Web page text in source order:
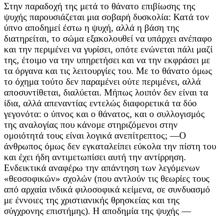
Στην παραδοχή της μετά το θάνατο επιβίωσης της
ψυχής παρουσιάζεται μια σοβαρή δυσκολία: Κατά τον
ύπνο αποδημεί έστω η ψυχή, αλλά η βάση της
διατηρείται, το σώμα εξακολουθεί να υπάρχει ανέπαφο
και την περιμένει να γυρίσει, οπότε ενώνεται πάλι μαζί
της, έτοιμο να την υπηρετήσει και να την εκφράσει με
τα όργανα και τις λειτουργίες του. Με το θάνατο όμως
το όχημα τούτο δεν παραμένει ούτε περιμένει, αλλά
αποσυντίθεται, διαλύεται. Μήπως λοιπόν δεν είναι τα
ίδια, αλλά απεναντίας εντελώς διαφορετικά τα δύο
γεγονότα: ο ύπνος και ο θάνατος, και ο συλλογισμός
της αναλογίας που κάνομε στηριζόμενοι στην
ομοιότητά τους είναι λογικά ανεπίτρεπτος; —Ο
άνθρωπος όμως δεν εγκαταλείπει εύκολα την πίστη του
και έχει ήδη αντιμετωπίσει αυτή την αντίρρηση.
Ενδεικτικά αναφέρω την απάντηση των λεγόμενων
«θεοσοφικών» σχολών (που αντλούν τις θεωρίες τους
από αρχαία ινδικά φιλοσοφικά κείμενα, σε συνδυασμό
με έννοιες της χριστιανικής θρησκείας και της
σύγχρονης επιστήμης). Η αποδημία της ψυχής —